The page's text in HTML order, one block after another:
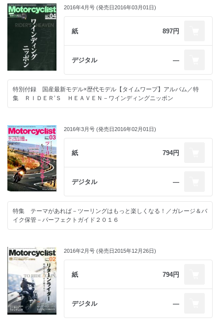
2016年4月号 (発売日2016年03月01日)
紙 897円
デジタル ―
特別付録 国産最新モデル×歴代モデル【タイムワープ】アルバム／特
集 ＲＩＤＥＲ’Ｓ ＨＥＡＶＥＮ－ワインディングニッポン
2016年3月号 (発売日2016年02月01日)
紙 794円
デジタル ―
特集 テーマがあれば－ツーリングはもっと楽しくなる！／ガレージ＆バ
イク保管－パーフェクトガイド２０１６
2016年2月号 (発売日2015年12月26日)
紙 794円
デジタル ―